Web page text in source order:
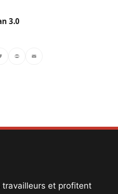
3.0
travailleurs et profitent